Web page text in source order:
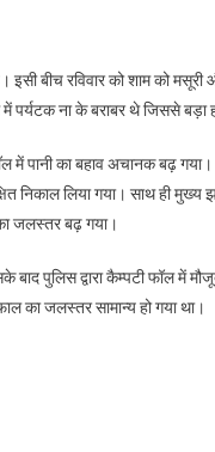
रूप,
सुरक्षा
की
कैम्पटी
फाल
इसी बीच रविवार को शाम को
ना के बराबर थे जिससे बड़ा
में पानी का बहाव अचानक बढ़
निकाल लिया गया। साथ ही मुख्य
जलस्तर बढ़ गया।
पुलिस द्वारा कैम्पटी फॉल में
का जलस्तर सामान्य हो गया था।